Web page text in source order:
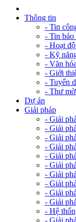
Thông tin
- Tin
- Tin báo
- Hoạt
- Kỹ
- Văn
- Giới
- Tuyển
- Thư
Dự án
Giải pháp
- Giải
- Giải
- Giải
- Giải
- Giải
- Giải
- Giải
- Giải
- Giải
- Giải
- Hệ
- Giải